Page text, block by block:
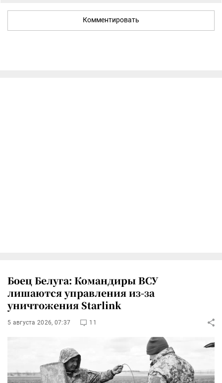
Комментировать
Боец Белуга: Командиры ВСУ
лишаются управления из-за
уничтожения Starlink
5 августа 2026, 07:37 11